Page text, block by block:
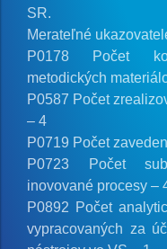
SR.
Merateľné
P0178 Počet
metodických
P0587 Počet
– 4
P0719 Počet
P0723 Počet
inovované procesy –
P0892 Počet
vypracovaných za